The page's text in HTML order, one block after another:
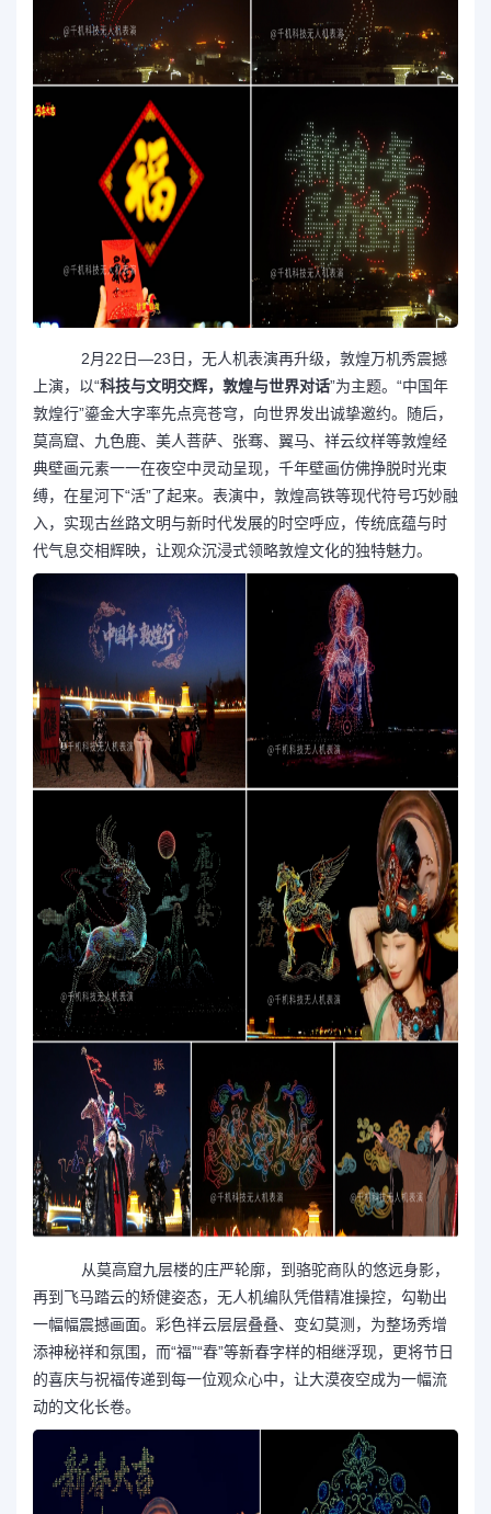
2月22日—23日，无人机表演再升级，敦煌万机秀震撼
上演，以“科技与文明交辉，敦煌与世界对话”为主题。“中国年
敦煌行”鎏金大字率先点亮苍穹，向世界发出诚挚邀约。随后，
莫高窟、九色鹿、美人菩萨、张骞、翼马、祥云纹样等敦煌经
典壁画元素一一在夜空中灵动呈现，千年壁画仿佛挣脱时光束
缚，在星河下“活”了起来。表演中，敦煌高铁等现代符号巧妙融
入，实现古丝路文明与新时代发展的时空呼应，传统底蕴与时
代气息交相辉映，让观众沉浸式领略敦煌文化的独特魅力。
从莫高窟九层楼的庄严轮廓，到骆驼商队的悠远身影，
再到飞马踏云的矫健姿态，无人机编队凭借精准操控，勾勒出
一幅幅震撼画面。彩色祥云层层叠叠、变幻莫测，为整场秀增
添神秘祥和氛围，而“福”“春”等新春字样的相继浮现，更将节日
的喜庆与祝福传递到每一位观众心中，让大漠夜空成为一幅流
动的文化长卷。